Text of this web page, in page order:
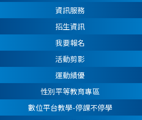
資訊服務
招生資訊
我要報名
活動剪影
運動績優
性別平等教育專區
數位平台教學-停課不停學